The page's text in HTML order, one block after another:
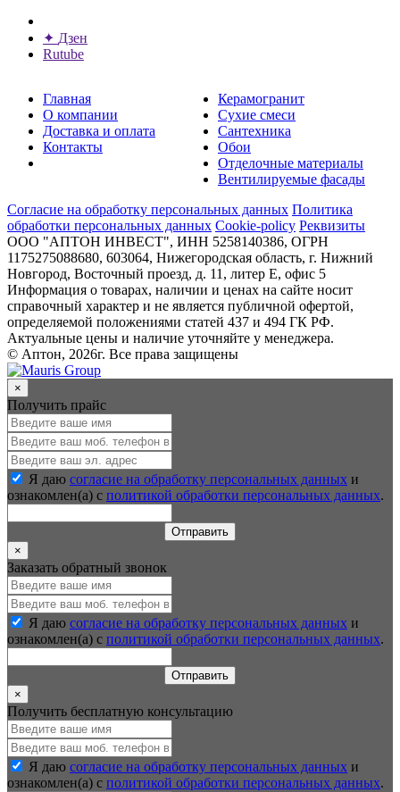
✦ Дзен
Rutube
Главная
О компании
Доставка и оплата
Контакты
Керамогранит
Сухие смеси
Сантехника
Обои
Отделочные материалы
Вентилируемые фасады
Согласие на обработку персональных данных Политика
обработки персональных данных Cookie-policy Реквизиты
ООО "АПТОН ИНВЕСТ", ИНН 5258140386, ОГРН
1175275088680, 603064, Нижегородская область, г. Нижний
Новгород, Восточный проезд, д. 11, литер Е, офис 5
Информация о товарах, наличии и ценах на сайте носит
справочный характер и не является публичной офертой,
определяемой положениями статей 437 и 494 ГК РФ.
Актуальные цены и наличие уточняйте у менеджера.
© Аптон, 2026г. Все права защищены
×
Получить прайс
Я даю согласие на обработку персональных данных и
ознакомлен(а) с политикой обработки персональных данных.
Отправить
×
Заказать обратный звонок
Я даю согласие на обработку персональных данных и
ознакомлен(а) с политикой обработки персональных данных.
Отправить
×
Получить бесплатную консультацию
Я даю согласие на обработку персональных данных и
ознакомлен(а) с политикой обработки персональных данных.